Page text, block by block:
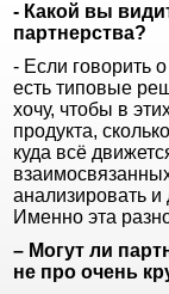
- Какой вы
партнерства?
- Если говорить
есть типовые
хочу, чтобы в
продукта,
куда всё
анализировать
Именно эта
– Могут ли
не про очень